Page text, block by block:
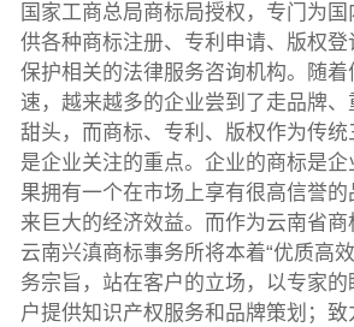
国家工商总局商标局授权，专门为
供各种商标注册、专利申请、版权
保护相关的法律服务咨询机构。随着
速，越来越多的企业尝到了走品牌
甜头，而商标、专利、版权作为传统
是企业关注的重点。企业的商标是
果拥有一个在市场上享有很高信誉
来巨大的经济效益。而作为云南省
云南兴滇商标事务所将本着“优质高
务宗旨，站在客户的立场，以专家
户提供知识产权服务和品牌策划；